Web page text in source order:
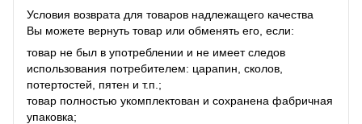
Условия возврата для товаров надлежащего качества
Вы можете вернуть товар или обменять его, если:
товар не был в употреблении и не имеет следов
использования потребителем: царапин, сколов,
потертостей, пятен и т.п.;
товар полностью укомплектован и сохранена фабричная
упаковка;